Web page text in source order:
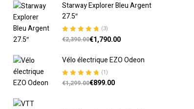
Starway Explorer Bleu Argent
27.5″
Note5.00sur
(3)
€2,390.00€1,790.00
Vélo électrique EZO Odeon
Note5.00sur
(1)
€1,299.00€899.00